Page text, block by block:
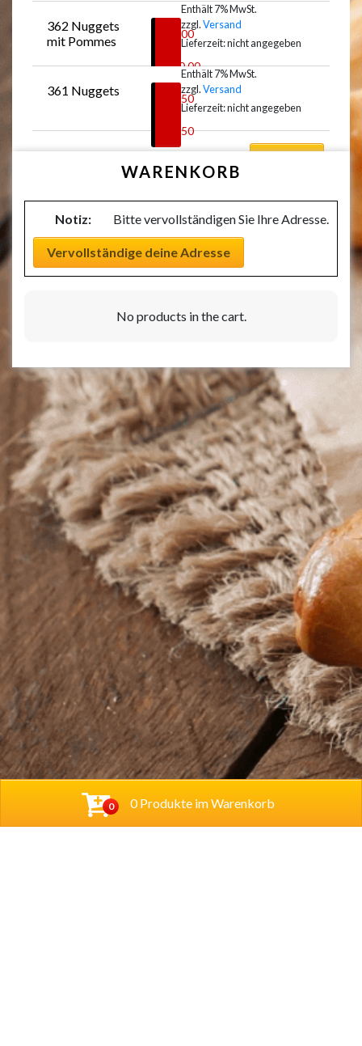
0 0 Produkte im Warenkorb
362 Nuggets
mit Pommes
8,00
€10,00
Enthält 7% MwSt.
zzgl.Versand
Lieferzeit: nicht angegeben
361 Nuggets
6,50
8,50
Enthält 7% MwSt.
zzgl.Versand
Lieferzeit: nicht angegeben
WARENKORB
Notiz: Bitte vervollständigen Sie Ihre Adresse.
Vervollständige deine Adresse
No products in the cart.